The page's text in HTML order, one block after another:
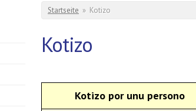
Sie sind hier
Startseite » Kotizo
Kotizo
Kotizo por unu persono